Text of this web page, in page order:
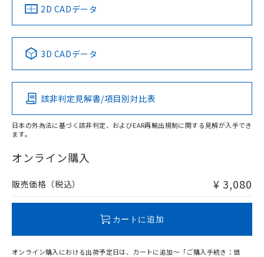
中国 RoHS 注意事項・凡例
Pb Hg Cd Cr(VI)
O
在庫等で未対応品が混在する可能性があります。
問い合わせください。
2D CADデータ
3D CADデータ
該非判定見解書/項目別対比表
日本の外為法に基づく該非判定、およびEAR再輸出規制に関する見解が入手でき
ます。
オンライン購入
販売価格（税込） ¥ 3,080
カートに追加
オンライン購入における出荷予定日は、カートに追加～「ご購入手続き：価